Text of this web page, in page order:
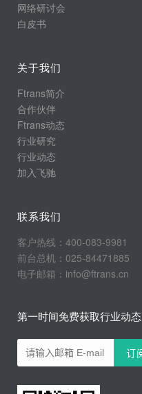
网络研讨会
白皮书
关于我们
Ftrans简介
合作伙伴
Ftrans动态
行业研究
行业动态
加入飞驰
联系我们
客户热线：400-083-9981
前台总机：025-84471885
电子邮箱：info@ftrans.cn
第一时间免费获取行业动态